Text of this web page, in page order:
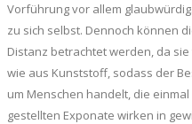
Vorführung vor allem
zu sich selbst. Dennoch können
Distanz betrachtet werden, da
wie aus Kunststoff, sodass der
um Menschen handelt, die
gestellten Exponate wirken in